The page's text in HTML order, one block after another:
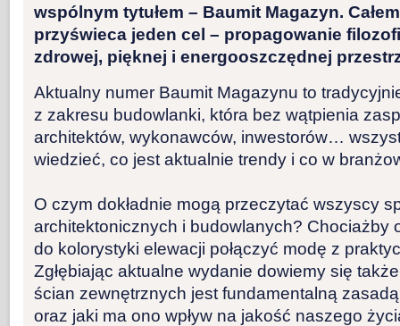
wspólnym tytułem – Baumit Magazyn.
przyświeca jeden cel – propagowanie
zdrowej, pięknej i energooszczędnej
Aktualny numer Baumit Magazynu to
z zakresu budowlanki, która bez wątpienia
architektów, wykonawców, inwestorów…
wiedzieć, co jest aktualnie trendy i co w
O czym dokładnie mogą przeczytać wszyscy
architektonicznych i budowlanych? Chociażby
do kolorystyki elewacji połączyć modę z
Zgłębiając aktualne wydanie dowiemy się
ścian zewnętrznych jest fundamentalną
oraz jaki ma ono wpływ na jakość naszego